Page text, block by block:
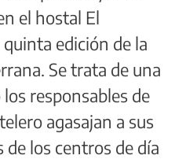
el hostal El
edición de la
Se trata de una
responsables de
agasajan a sus
los centros de día